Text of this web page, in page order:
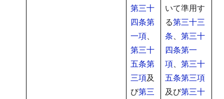
第三十
四条第
一項、
第三十
五条第
三項及
び第三
いて準用す
る第三十三
条、 第三十
四条第一
項、 第三十
五条第三項
及び第三十